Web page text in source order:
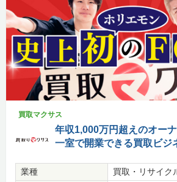
買取マクサス
年収1,000万円超えのオー
一室で開業できる買取ビジ
業種
買取・リサイク